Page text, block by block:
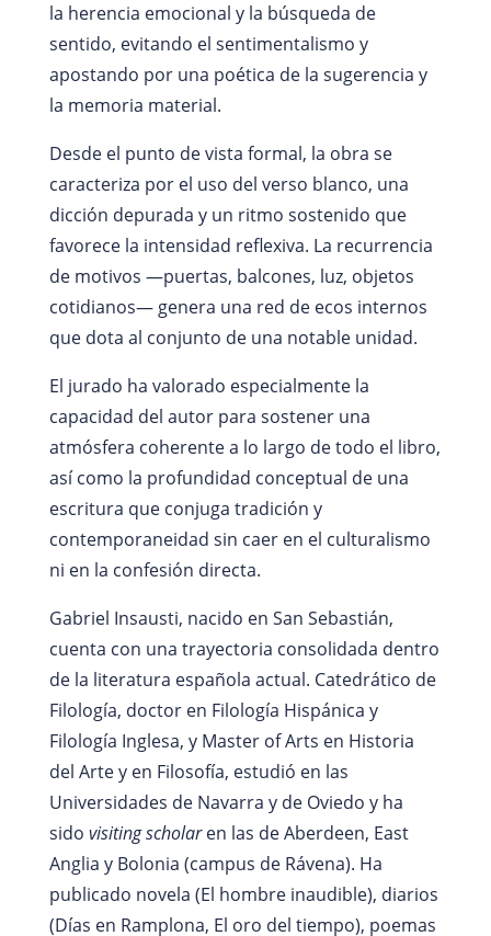
la herencia emocional y la búsqueda de
sentido, evitando el sentimentalismo y
apostando por una poética de la sugerencia y
la memoria material.
Desde el punto de vista formal, la obra se
caracteriza por el uso del verso blanco, una
dicción depurada y un ritmo sostenido que
favorece la intensidad reflexiva. La recurrencia
de motivos —puertas, balcones, luz, objetos
cotidianos— genera una red de ecos internos
que dota al conjunto de una notable unidad.
El jurado ha valorado especialmente la
capacidad del autor para sostener una
atmósfera coherente a lo largo de todo el libro,
así como la profundidad conceptual de una
escritura que conjuga tradición y
contemporaneidad sin caer en el culturalismo
ni en la confesión directa.
Gabriel Insausti, nacido en San Sebastián,
cuenta con una trayectoria consolidada dentro
de la literatura española actual. Catedrático de
Filología, doctor en Filología Hispánica y
Filología Inglesa, y Master of Arts en Historia
del Arte y en Filosofía, estudió en las
Universidades de Navarra y de Oviedo y ha
sido visiting scholaren las de Aberdeen, East
Anglia y Bolonia (campus de Rávena). Ha
publicado novela (El hombre inaudible), diarios
(Días en Ramplona, El oro del tiempo), poemas